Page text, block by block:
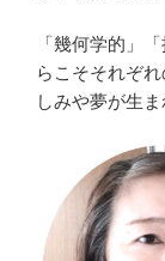
「幾何学的」
らこそそれぞ
しみや夢が生